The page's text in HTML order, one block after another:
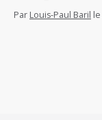
Par Louis-Paul Baril le